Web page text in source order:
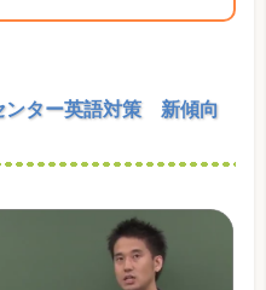
ター英語対策 新傾向